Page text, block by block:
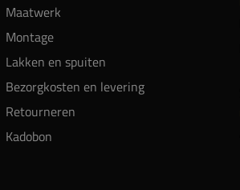
Maatwerk
Montage
Lakken en spuiten
Bezorgkosten en levering
Retourneren
Kadobon